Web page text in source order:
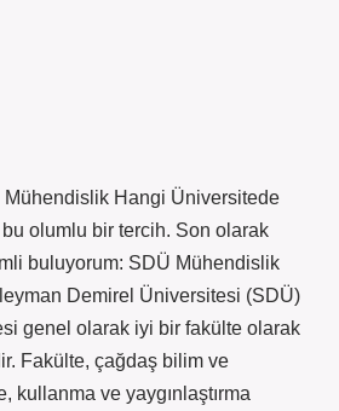
Mühendislik Hangi Üniversitede
olumlu bir tercih. Son olarak
buluyorum: SDÜ Mühendislik
Demirel Üniversitesi (SDÜ)
genel olarak iyi bir fakülte olarak
Fakülte, çağdaş bilim ve
kullanma ve yaygınlaştırma